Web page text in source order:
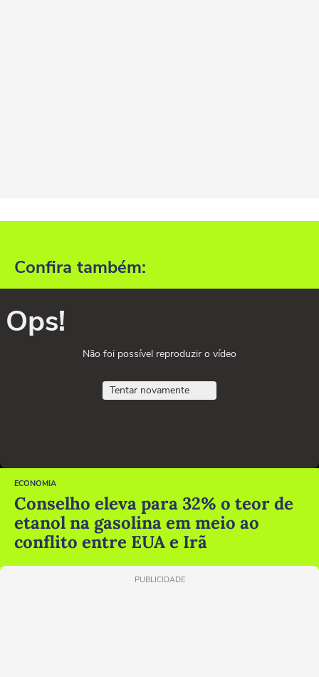
Confira também:
Ops!
Não foi possível reproduzir o vídeo
Tentar novamente
ECONOMIA
Conselho eleva para 32% o teor de
etanol na gasolina em meio ao
conflito entre EUA e Irã
PUBLICIDADE